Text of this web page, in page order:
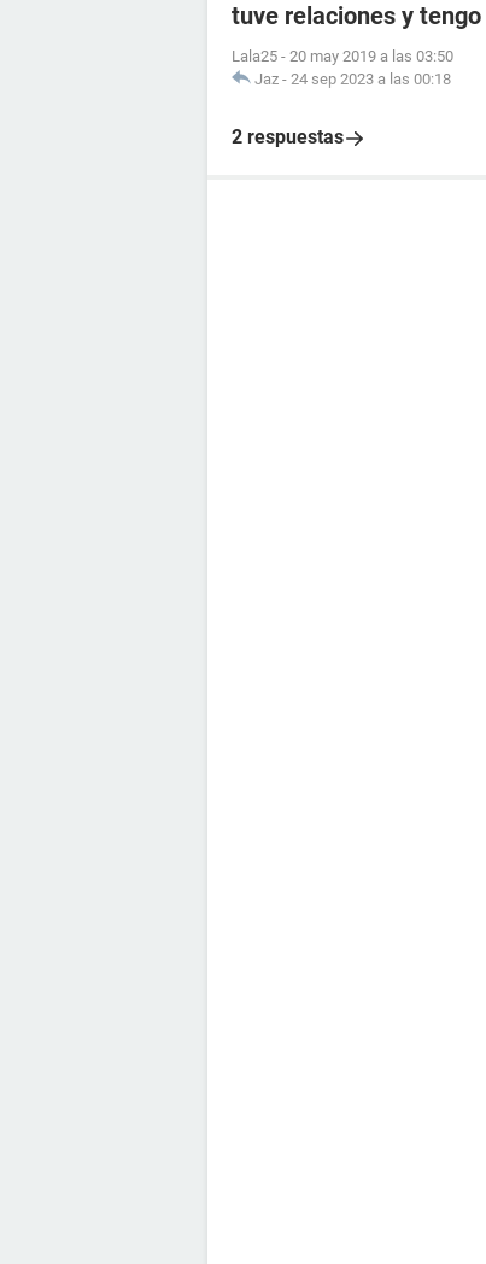
tuve relaciones y
Lala25 - 20 may 2019 a las 03:50
Jaz - 24 sep 2023 a las 00:18
2 respuestas